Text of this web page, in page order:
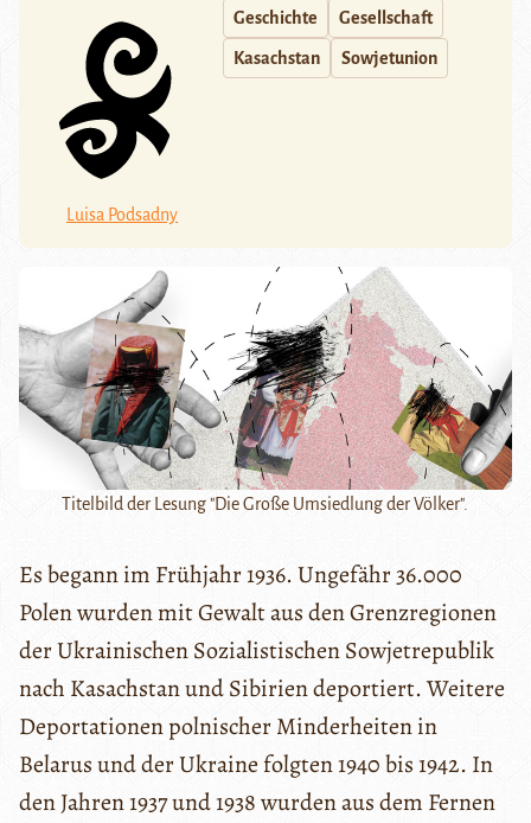
Luisa Podsadny
Geschichte Gesellschaft
Kasachstan Sowjetunion
Titelbild der Lesung "Die Große Umsiedlung der Völker".
Es begann im Frühjahr 1936. Ungefähr 36.000
Polen wurden mit Gewalt aus den Grenzregionen
der Ukrainischen Sozialistischen Sowjetrepublik
nach Kasachstan und Sibirien deportiert. Weitere
Deportationen polnischer Minderheiten in
Belarus und der Ukraine folgten 1940 bis 1942. In
den Jahren 1937 und 1938 wurden aus dem Fernen